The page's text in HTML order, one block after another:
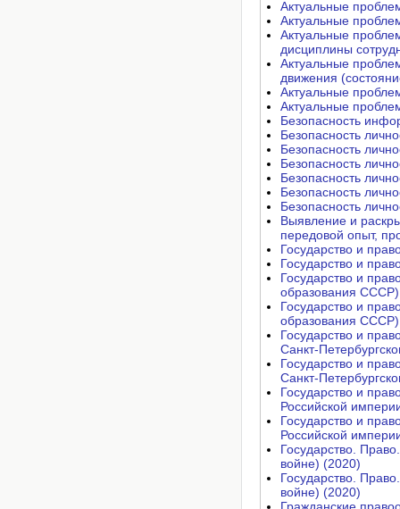
Актуальные
Актуальные
Актуальные
дисциплины
Актуальные
движения
Актуальные
Актуальные
Безопасность
Безопасность
Безопасность
Безопасность
Безопасность
Безопасность
Безопасность
Выявление и
передовой опыт,
Государство и
Государство и
Государство и
образования
Государство и
образования
Государство и
Санкт-
Государство и
Санкт-
Государство и
Российской
Государство и
Российской
Государство.
войне) (2020)
Государство.
войне) (2020)